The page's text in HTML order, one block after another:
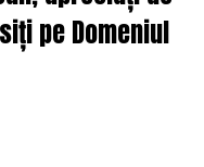
pe Domeniul